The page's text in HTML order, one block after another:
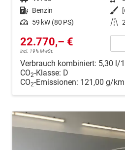
Kraftstoff Benzin Außenfarbe
Leistung 59 kW (80 PS) Kilometerstand
22.770,– €
incl. 19% MwSt.
Verbrauch kombiniert: 5,30 l/
CO2-Klasse: D
CO2-Emissionen: 121,00 g/km